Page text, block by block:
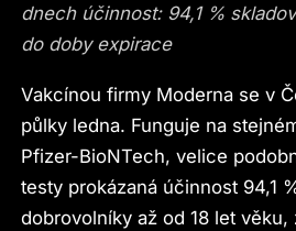
dnech účinnost: 94,1 %
do doby expirace
Vakcínou firmy Moderna se v
půlky ledna. Funguje na
Pfizer-BioNTech, velice
testy prokázaná účinnost 94,1
dobrovolníky až od 18 let